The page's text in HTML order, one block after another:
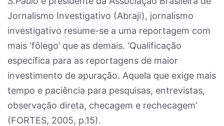
Jornalismo Investigativo (Abraji), jornalismo
investigativo resume-se a uma reportagem com
mais ‘fôlego’ que as demais. ‘Qualificação
específica para as reportagens de maior
investimento de apuração. Aquela que exige mais
tempo e paciência para pesquisas, entrevistas,
observação direta, checagem e rechecagem’
(FORTES, 2005, p.15).